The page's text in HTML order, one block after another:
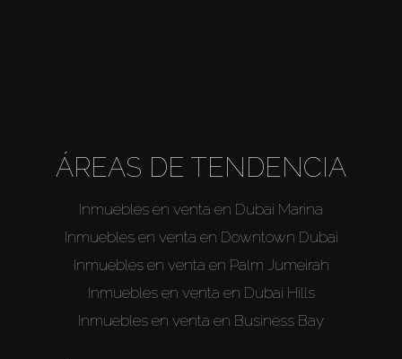
ÁREAS DE TENDENCIA
Inmuebles en venta en Dubai Marina
Inmuebles en venta en Downtown Dubai
Inmuebles en venta en Palm Jumeirah
Inmuebles en venta en Dubai Hills
Inmuebles en venta en Business Bay